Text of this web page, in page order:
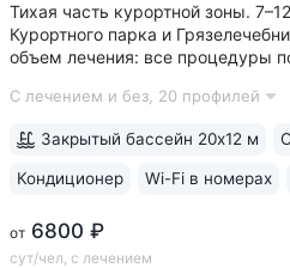
Тихая часть курортной зоны.
Курортного парка и
объем лечения: все процедуры
путевки включены дорогие
С лечением и без, 20 профилей
от 6800 ₽
сут/чел, с лечением
Закрытый бассейн 20х12 м
Кондиционер Wi-Fi в номерах